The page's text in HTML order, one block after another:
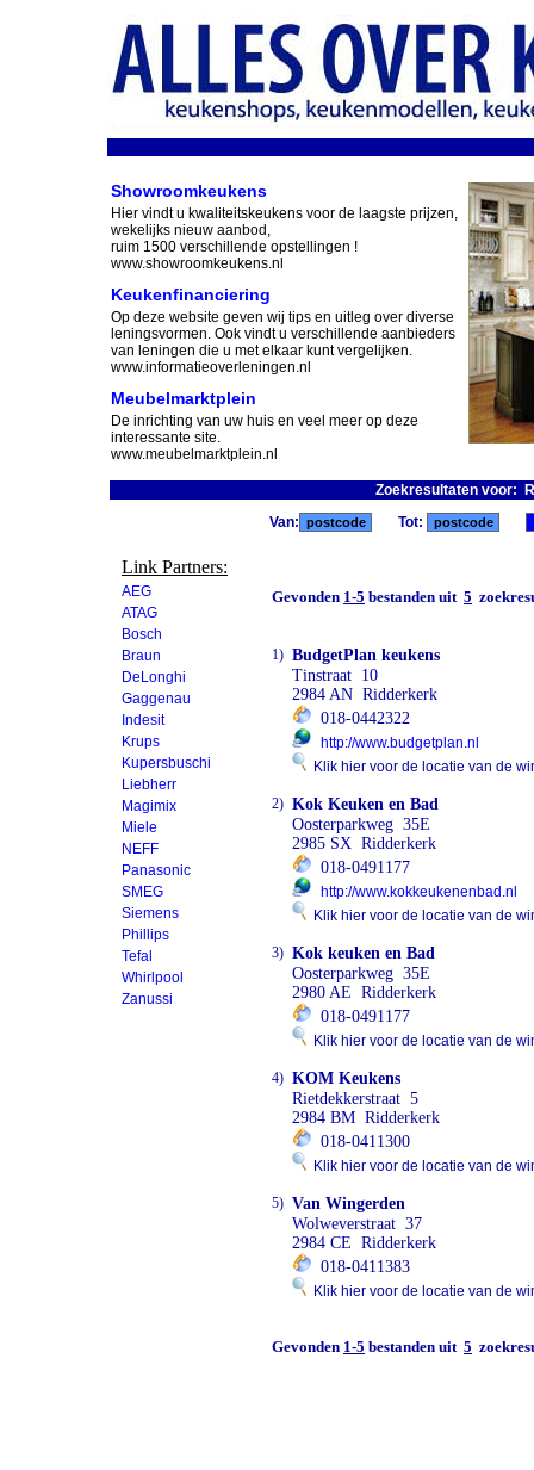
Showroomkeukens
Hier vindt u kwaliteitskeukens voor de laagste prijzen,
wekelijks nieuw aanbod,
ruim 1500 verschillende opstellingen !
www.showroomkeukens.nl
Keukenfinanciering
Op deze website geven wij tips en uitleg over diverse
leningsvormen. Ook vindt u verschillende aanbieders
van leningen die u met elkaar kunt vergelijken.
www.informatieoverleningen.nl
Meubelmarktplein
De inrichting van uw huis en veel meer op deze
interessante site.
www.meubelmarktplein.nl
Zoekresultaten voor:
Link Partners:
AEG
ATAG
Bosch
Braun
DeLonghi
Gaggenau
Indesit
Krups
Kupersbuschi
Liebherr
Magimix
Miele
NEFF
Panasonic
SMEG
Siemens
Phillips
Tefal
Whirlpool
Zanussi
Van: Tot:
Gevonden 1-5 bestanden uit 5
1) BudgetPlan keukens
Tinstraat 10
2984 AN Ridderkerk
018-0442322
http://www.budgetplan.nl
Klik hier voor de locatie van de
2) Kok Keuken en Bad
Oosterparkweg 35E
2985 SX Ridderkerk
018-0491177
http://www.kokkeukenenbad.nl
Klik hier voor de locatie van de
3) Kok keuken en Bad
Oosterparkweg 35E
2980 AE Ridderkerk
018-0491177
Klik hier voor de locatie van de
4) KOM Keukens
Rietdekkerstraat 5
2984 BM Ridderkerk
018-0411300
Klik hier voor de locatie van de
5) Van Wingerden
Wolweverstraat 37
2984 CE Ridderkerk
018-0411383
Klik hier voor de locatie van de
Gevonden 1-5 bestanden uit 5